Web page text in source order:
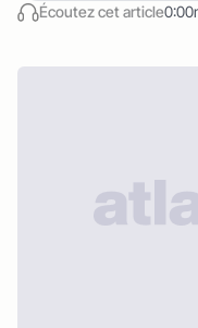
Écoutez cet article